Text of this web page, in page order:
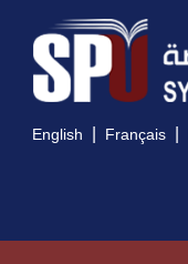
English | Français |